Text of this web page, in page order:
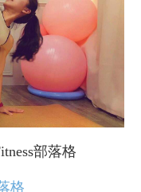
部落格
格